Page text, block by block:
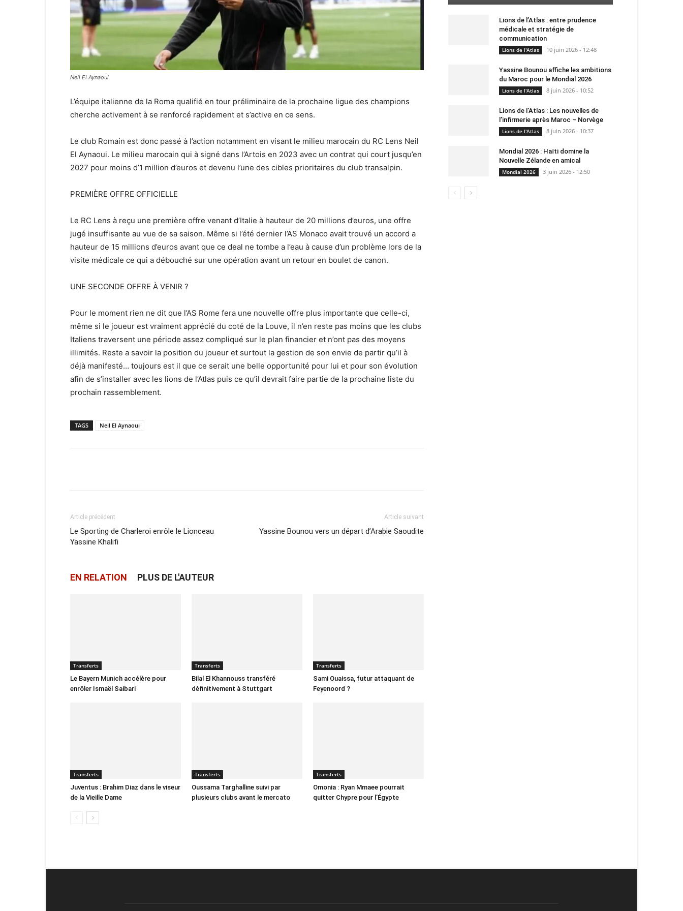
Neil El Aynaoui
L’équipe italienne de la Roma qualifié en tour préliminaire de la prochaine ligue des champions
cherche activement à se renforcé rapidement et s’active en ce sens.
Le club Romain est donc passé à l’action notamment en visant le milieu marocain du RC Lens Neil
El Aynaoui. Le milieu marocain qui à signé dans l’Artois en 2023 avec un contrat qui court jusqu’en
2027 pour moins d’1 million d’euros et devenu l’une des cibles prioritaires du club transalpin.
PREMIÈRE OFFRE OFFICIELLE
Le RC Lens à reçu une première offre venant d’Italie à hauteur de 20 millions d’euros, une offre
jugé insuffisante au vue de sa saison. Même si l’été dernier l’AS Monaco avait trouvé un accord a
hauteur de 15 millions d’euros avant que ce deal ne tombe a l’eau à cause d’un problème lors de la
visite médicale ce qui a débouché sur une opération avant un retour en boulet de canon.
UNE SECONDE OFFRE À VENIR ?
Pour le moment rien ne dit que l’AS Rome fera une nouvelle offre plus importante que celle-ci,
même si le joueur est vraiment apprécié du coté de la Louve, il n’en reste pas moins que les clubs
Italiens traversent une période assez compliqué sur le plan financier et n’ont pas des moyens
illimités. Reste a savoir la position du joueur et surtout la gestion de son envie de partir qu’il à
déjà manifesté… toujours est il que ce serait une belle opportunité pour lui et pour son évolution
afin de s’installer avec les lions de l’Atlas puis ce qu’il devrait faire partie de la prochaine liste du
prochain rassemblement.
TAGS Neil El Aynaoui
Article précédent
Le Sporting de Charleroi enrôle le Lionceau
Yassine Khalifi
Article suivant
Yassine Bounou vers un départ d’Arabie Saoudite
EN RELATION PLUS DE L'AUTEUR
Transferts
Le Bayern Munich accélère pour
enrôler Ismaël Saibari
Transferts
Bilal El Khannouss transféré
définitivement à Stuttgart
Transferts
Sami Ouaissa, futur attaquant de
Feyenoord ?
Transferts
Juventus : Brahim Diaz dans le viseur
de la Vieille Dame
Transferts
Oussama Targhalline suivi par
plusieurs clubs avant le mercato
Transferts
Omonia : Ryan Mmaee pourrait
quitter Chypre pour l’Égypte
Lions de l’Atlas : entre prudence
médicale et stratégie de
communication
Lions de l'Atlas 10 juin 2026 - 12:48
Yassine Bounou affiche les ambitions
du Maroc pour le Mondial 2026
Lions de l'Atlas 8 juin 2026 - 10:52
Lions de l’Atlas : Les nouvelles de
l’infirmerie après Maroc – Norvège
Lions de l'Atlas 8 juin 2026 - 10:37
Mondial 2026 : Haïti domine la
Nouvelle Zélande en amical
Mondial 2026 3 juin 2026 - 12:50